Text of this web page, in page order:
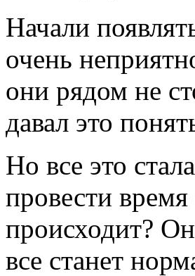
Начали
очень
они рядом не
давал это
Но все это
провести
происходит?
все станет